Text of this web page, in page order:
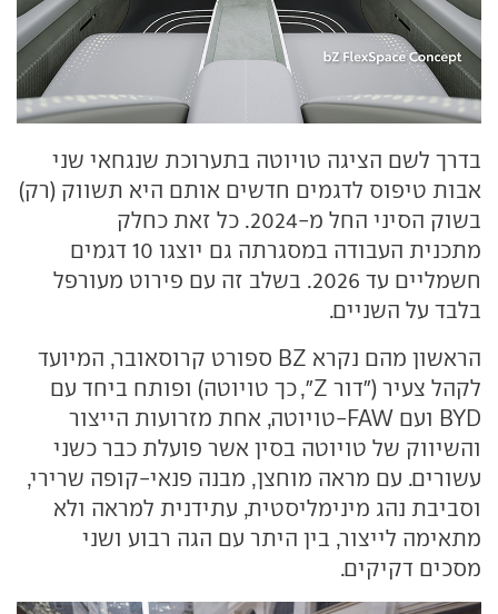
בדרך לשם הציגה טויוטה בתערוכת שנגחאי שני
אבות טיפוס לדגמים חדשים אותם היא תשווק (רק)
בשוק הסיני החל מ-2024. כל זאת כחלק
מתכנית העבודה במסגרתה גם יוצגו 10 דגמים
חשמליים עד 2026. בשלב זה עם פירוט מעורפל
בלבד על השניים.
הראשון מהם נקרא BZ ספורט קרוסאובר, המיועד
לקהל צעיר ("דור Z", כך טויוטה) ופותח ביחד עם
BYD ועם FAW-טויוטה, אחת מזרועות הייצור
והשיווק של טויוטה בסין אשר פועלת כבר כשני
עשורים. עם מראה מוחצן, מבנה פנאי-קופה שרירי,
וסביבת נהג מינימליסטית, עתידנית למראה ולא
מתאימה לייצור, בין היתר עם הגה רבוע ושני
מסכים דקיקים.